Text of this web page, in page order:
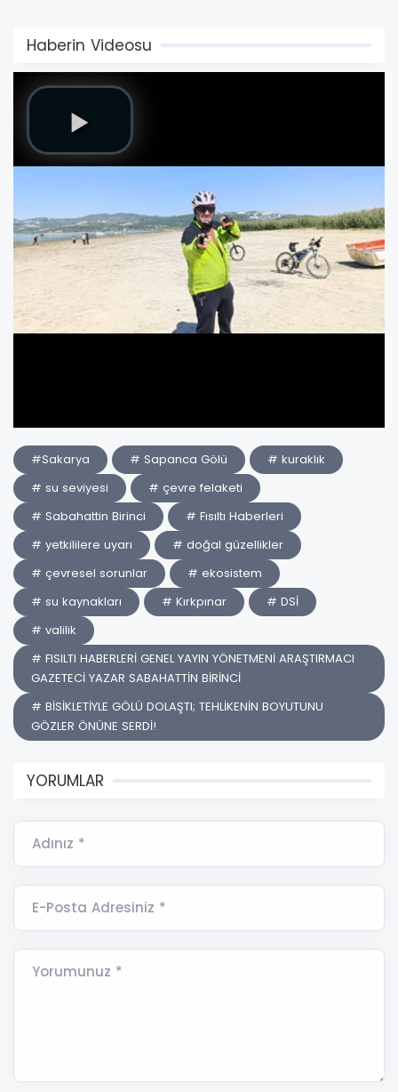
Haberin Videosu
#Sakarya # Sapanca Gölü
# kuraklık
# su seviyesi
# çevre felaketi
# Sabahattin Birinci
# Fısıltı Haberleri
# yetkililere uyarı
# doğal güzellikler
# çevresel sorunlar
# ekosistem
# su kaynakları
# Kırkpınar
# DSİ
# valilik
# FISILTI HABERLERİ GENEL YAYIN YÖNETMENİ ARAŞTIRMACI
GAZETECİ YAZAR SABAHATTİN BİRİNCİ
# BİSİKLETİYLE GÖLÜ DOLAŞTI; TEHLİKENİN BOYUTUNU
GÖZLER ÖNÜNE SERDİ!
YORUMLAR
Adınız *
E-Posta Adresiniz *
Yorumunuz *